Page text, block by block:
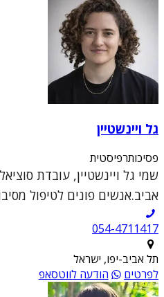
גל ויינשטיין
פסיכותרפיסטית
אביב.אנשים פונים לטיפול
054-4711417
תל אביב-יפו, ישראל
לפרטים
הודעה לווטסאפ